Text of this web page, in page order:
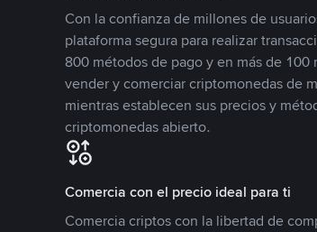
Con la confianza de millones de
plataforma segura para realizar
800 métodos de pago y en más de
vender y comerciar criptomonedas de
mientras establecen sus precios y
criptomonedas abierto.
Comercia con el precio ideal para ti
Comercia criptos con la libertad de